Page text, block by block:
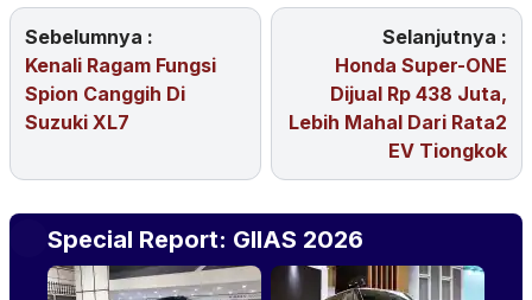
Sebelumnya :
Kenali Ragam Fungsi
Spion Canggih Di
Suzuki XL7
Selanjutnya :
Honda Super-ONE
Dijual Rp 438 Juta,
Lebih Mahal Dari Rata2
EV Tiongkok
Special Report: GIIAS 2026